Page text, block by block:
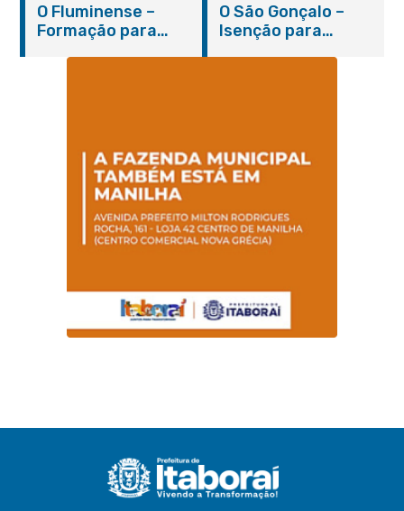
em Itaboraí (24/05)
março
O Fluminense –
Formação para
O São Gonçalo –
Isenção para